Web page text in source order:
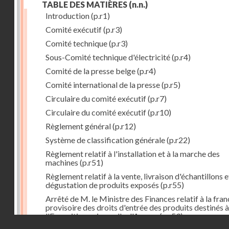
TABLE DES MATIÈRES (n.n.)
Introduction(p.r1)
Comité exécutif(p.r3)
Comité technique(p.r3)
Sous-Comité technique d'électricité(p.r4)
Comité de la presse belge(p.r4)
Comité international de la presse(p.r5)
Circulaire du comité exécutif(p.r7)
Circulaire du comité exécutif(p.r10)
Règlement général(p.r12)
Système de classification générale(p.r22)
Règlement relatif à l'installation et à la marche des
machines (p.r51)
Règlement relatif à la vente, livraison d'échantillons
dégustation de produits exposés (p.r55)
Arrêté de M. le Ministre des Finances relatif à la
provisoire des droits d'entrée des produits destinés à
l'Exposition universelle d'Anvers(p.r59)